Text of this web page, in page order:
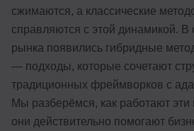
сжимаются, а классические
справляются с этой динамикой. В
рынка появились гибридные
— подходы, которые сочетают
традиционных фреймворков с
Мы разберёмся, как работают эти
они действительно помогают
Детям
Акции и промокоды
Рейтинг онлайн-школ